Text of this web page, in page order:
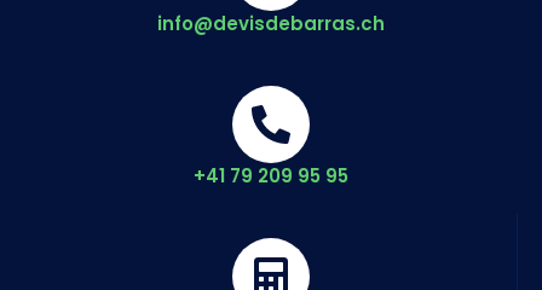
info@devisdebarras.ch
+41 79 209 95 95